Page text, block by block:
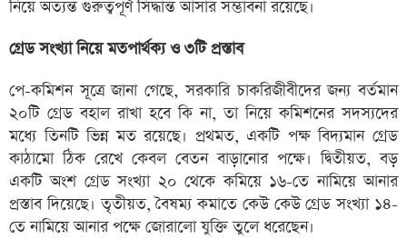
নিয়ে অত্যন্ত গুরুত্বপূর্ণ সিদ্ধান্ত আসার সম্ভাবনা রয়েছে।
গ্রেড সংখ্যা নিয়ে মতপার্থক্য ও ৩টি প্রস্তাব
পে-কমিশন সূত্রে জানা গেছে, সরকারি চাকরিজীবীদের জন্য বর্তমান
২০টি গ্রেড বহাল রাখা হবে কি না, তা নিয়ে কমিশনের সদস্যদের
মধ্যে তিনটি ভিন্ন মত রয়েছে। প্রথমত, একটি পক্ষ বিদ্যমান গ্রেড
কাঠামো ঠিক রেখে কেবল বেতন বাড়ানোর পক্ষে। দ্বিতীয়ত, বড়
একটি অংশ গ্রেড সংখ্যা ২০ থেকে কমিয়ে ১৬-তে নামিয়ে আনার
প্রস্তাব দিয়েছে। তৃতীয়ত, বৈষম্য কমাতে কেউ কেউ গ্রেড সংখ্যা ১৪-
তে নামিয়ে আনার পক্ষে জোরালো যুক্তি তুলে ধরেছেন।